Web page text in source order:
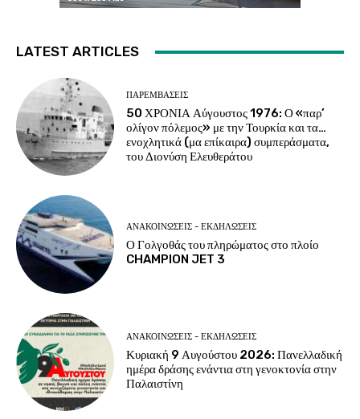
LATEST ARTICLES
ΠΑΡΕΜΒΑΣΕΙΣ
50 ΧΡΟΝΙΑ Αύγουστος 1976: Ο «παρ’
ολίγον πόλεμος» με την Τουρκία και τα…
ενοχλητικά (μα επίκαιρα) συμπεράσματα,
του Διονύση Ελευθεράτου
ΑΝΑΚΟΙΝΩΣΕΙΣ - ΕΚΔΗΛΩΣΕΙΣ
Ο Γολγοθάς του πληρώματος στο πλοίο
CHAMPION JET 3
ΑΝΑΚΟΙΝΩΣΕΙΣ - ΕΚΔΗΛΩΣΕΙΣ
Κυριακή 9 Αυγούστου 2026: Πανελλαδική
ημέρα δράσης ενάντια στη γενοκτονία στην
Παλαιστίνη